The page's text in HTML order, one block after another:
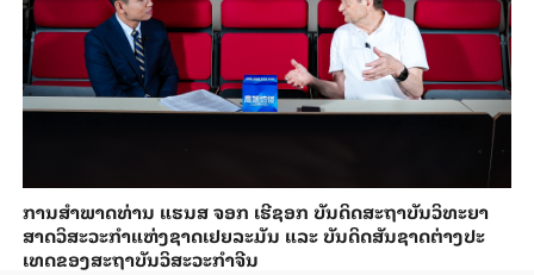
ການ​ສຳ​ພາດ​ທ່ານ ແຮນ​ສ ຈອກ ເຮີ​ຊອກ ​ບັນ​ດິດ​ສະ​ຖາ​ບັນວິ​ທະ​ຍາ​
ສາດວິ​ສະ​ວະ​ກຳ​ແຫ່ງ​ຊາດ​ເຢຍ​ລະ​ມັນ ແລະ ບັນ​ດິດ​ສັນ​ຊາດ​ຕ່າງ​ປະ​
ເທດ​ຂອງສະ​ຖາ​ບັນ​ວິ​ສະ​ວະ​ກຳ​ຈີນ